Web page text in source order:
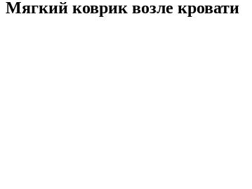
Мягкий коврик возле кровати